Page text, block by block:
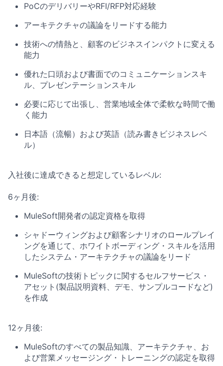
PoCのデリバリーやRFI/RFP対応経験
アーキテクチャの議論をリードする能力
技術への情熱と、顧客のビジネスインパクトに変える
能力
優れた口頭および書面でのコミュニケーションスキ
ル、プレゼンテーションスキル
必要に応じて出張し、営業地域全体で柔軟な時間で働
く能力
日本語（流暢）および英語（読み書きビジネスレベ
ル）
入社後に達成できると想定しているレベル:
6ヶ月後:
MuleSoft開発者の認定資格を取得
シャドーウィングおよび顧客シナリオのロールプレイ
ングを通じて、ホワイトボーディング・スキルを活用
したシステム・アーキテクチャの議論をリード
MuleSoftの技術トピックに関するセルフサービス・
アセット(製品説明資料、デモ、サンプルコードなど)
を作成
12ヶ月後:
MuleSoftのすべての製品知識、アーキテクチャ、お
よび営業メッセージング・トレーニングの認定を取得